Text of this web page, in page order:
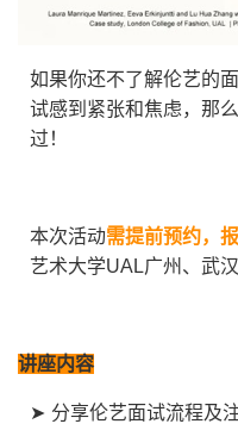
如果你还不了解伦艺的
试感到紧张和焦虑，那
过！
本次活动需提前预约，报
艺术大学UAL广州、武
讲座内容
➤ 分享伦艺面试流程及